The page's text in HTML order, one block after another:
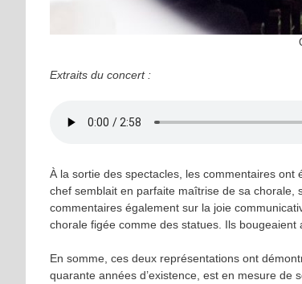
Extraits du concert :
À la sortie des spectacles, les commentaires
chef semblait en parfaite maîtrise de sa
commentaires également sur la joie
chorale figée comme des statues. Ils
En somme, ces deux représentations ont
quarante années d’existence, est en mesure